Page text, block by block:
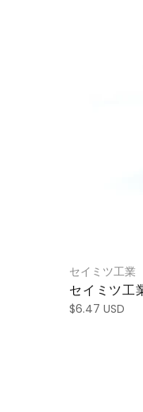
セイミツ工業
セイミツ工
$6.47 USD